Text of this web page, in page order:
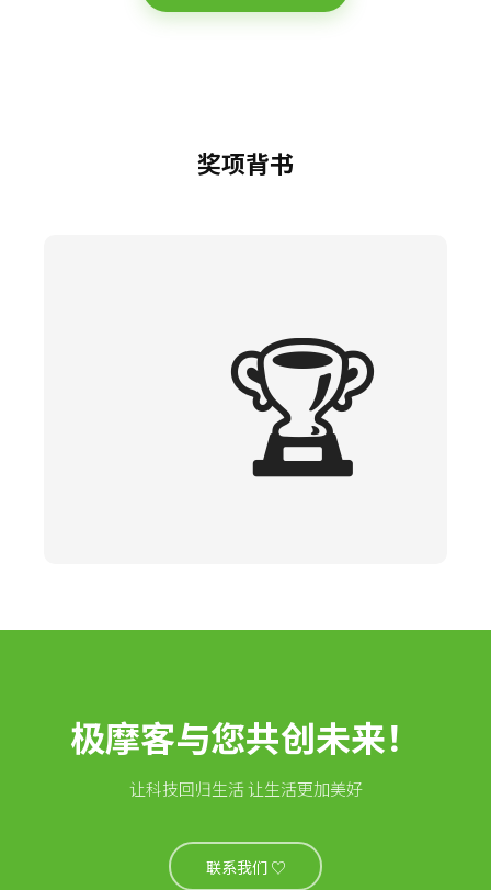
奖项背书
🏆
极摩客与您共创未来！
让科技回归生活 让生活更加美好
联系我们 ♡